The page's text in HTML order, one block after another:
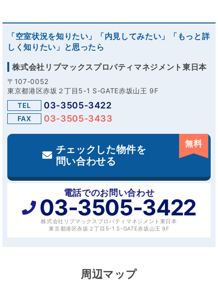
「空室状況を知りたい」「内見してみたい」「もっと詳
しく知りたい」と思ったら
株式会社リブマックスプロパティマネジメント東日本
〒107-0052
東京都港区赤坂２丁目5-1 S-GATE赤坂山王 9F
TEL
03-3505-3422
FAX 03-3505-3433
チェックした物件を
問い合わせる
無料
電話でのお問い合わせ
03-3505-3422
株式会社リブマックスプロパティマネジメント東日本
東京都港区赤坂２丁目5-1 S-GATE赤坂山王 9F
周辺マップ